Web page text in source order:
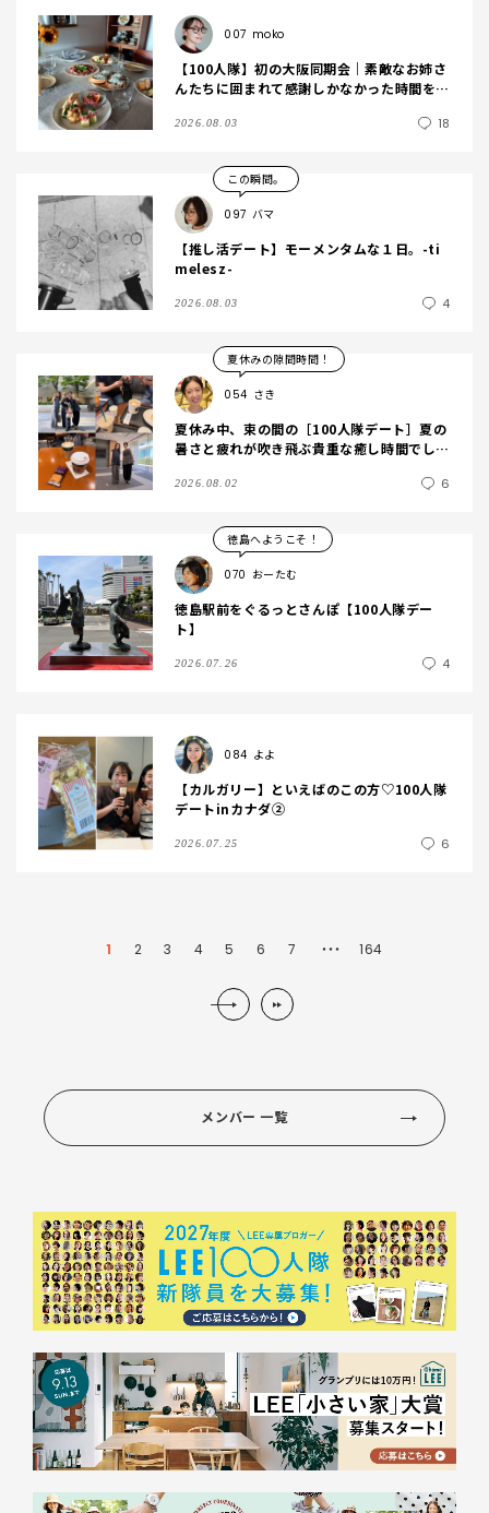
007 moko
【100人隊】初の大阪同期会｜素敵なお姉さ
んたちに囲まれて感謝しかなかった時間を振
2026.08.03 18
097 バマ
この瞬間。
【推し活デート】モーメンタムな１日。-ti
melesz-
2026.08.03 4
054 さき
夏休みの隙間時間！
夏休み中、束の間の［100人隊デート］夏の
暑さと疲れが吹き飛ぶ貴重な癒し時間でした
2026.08.02 6
070 おーたむ
徳島へようこそ！
徳島駅前をぐるっとさんぽ【100人隊デー
ト】
2026.07.26 4
084 よよ
【カルガリー】といえばのこの方♡100人隊
デートinカナダ②
2026.07.25 6
1 2 3 4 5 6 7 ・・・ 164
メンバー 一覧